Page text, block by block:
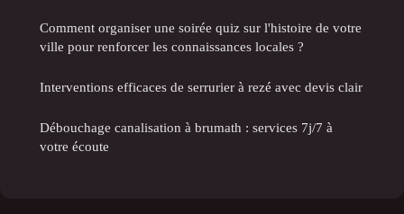
Comment organiser une soirée quiz sur l'histoire de votre
ville pour renforcer les connaissances locales ?
Interventions efficaces de serrurier à rezé avec devis clair
Débouchage canalisation à brumath : services 7j/7 à
votre écoute